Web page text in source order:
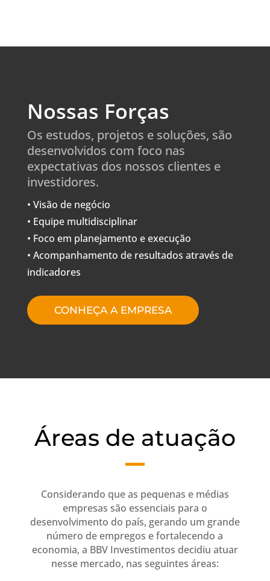
Nossas Forças
Os estudos, projetos e soluções, são
desenvolvidos com foco nas
expectativas dos nossos clientes e
investidores.
• Visão de negócio
• Equipe multidisciplinar
• Foco em planejamento e execução
• Acompanhamento de resultados através de
indicadores
CONHEÇA A EMPRESA
Áreas de atuação
Considerando que as pequenas e médias
empresas são essenciais para o
desenvolvimento do país, gerando um grande
número de empregos e fortalecendo a
economia, a BBV Investimentos decidiu atuar
nesse mercado, nas seguintes áreas: